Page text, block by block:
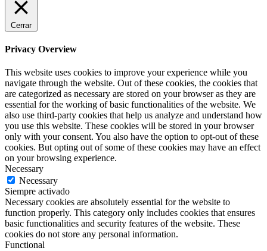
Cerrar
Privacy Overview
This website uses cookies to improve your experience while you
navigate through the website. Out of these cookies, the cookies that
are categorized as necessary are stored on your browser as they are
essential for the working of basic functionalities of the website. We
also use third-party cookies that help us analyze and understand how
you use this website. These cookies will be stored in your browser
only with your consent. You also have the option to opt-out of these
cookies. But opting out of some of these cookies may have an effect
on your browsing experience.
Necessary
Necessary
Siempre activado
Necessary cookies are absolutely essential for the website to
function properly. This category only includes cookies that ensures
basic functionalities and security features of the website. These
cookies do not store any personal information.
Functional